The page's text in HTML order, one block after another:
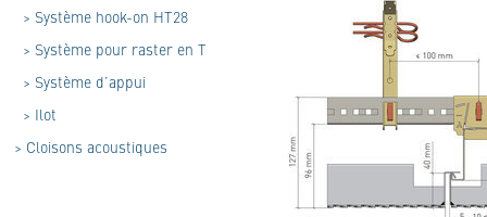
> Système hook-on HT28
> Système pour raster en T
> Système d’appui
> Ilot
> Cloisons acoustiques